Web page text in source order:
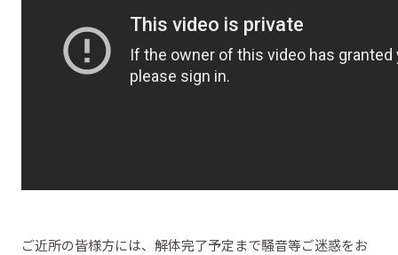
ご近所の皆様方には、解体完了予定まで騒音等ご迷惑をお